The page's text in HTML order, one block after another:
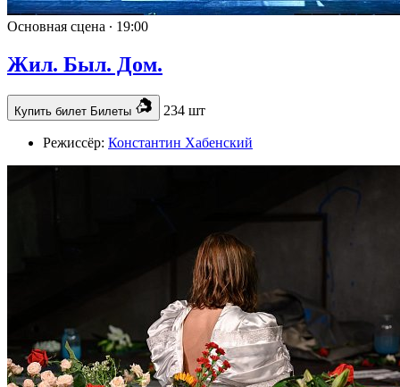
Основная сцена ∙ 19:00
Жил. Был. Дом.
Купить билет Билеты 234 шт
Режиссёр: Константин Хабенский